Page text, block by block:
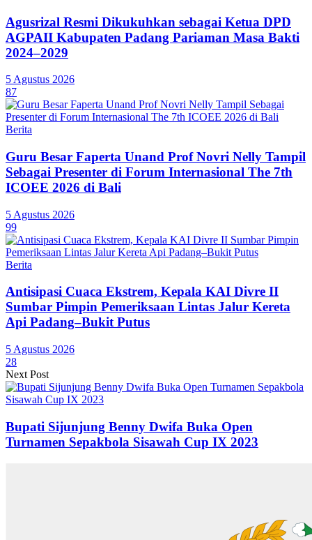
Agusrizal Resmi Dikukuhkan sebagai Ketua DPD
AGPAII Kabupaten Padang Pariaman Masa Bakti
2024–2029
5 Agustus 2026
87
Berita
Guru Besar Faperta Unand Prof Novri Nelly Tampil
Sebagai Presenter di Forum Internasional The 7th
ICOEE 2026 di Bali
5 Agustus 2026
99
Berita
Antisipasi Cuaca Ekstrem, Kepala KAI Divre II
Sumbar Pimpin Pemeriksaan Lintas Jalur Kereta
Api Padang–Bukit Putus
5 Agustus 2026
28
Next Post
Bupati Sijunjung Benny Dwifa Buka Open
Turnamen Sepakbola Sisawah Cup IX 2023